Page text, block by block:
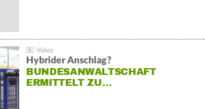
Hybrider Anschlag?
BUNDESANWALTSCHAFT
ERMITTELT ZU…